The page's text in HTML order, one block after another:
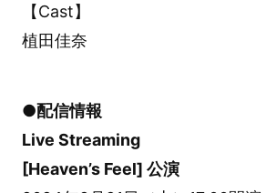
【Cast】
植田佳奈
●配信情報
Live Streaming
[Heaven’s Feel] 公演